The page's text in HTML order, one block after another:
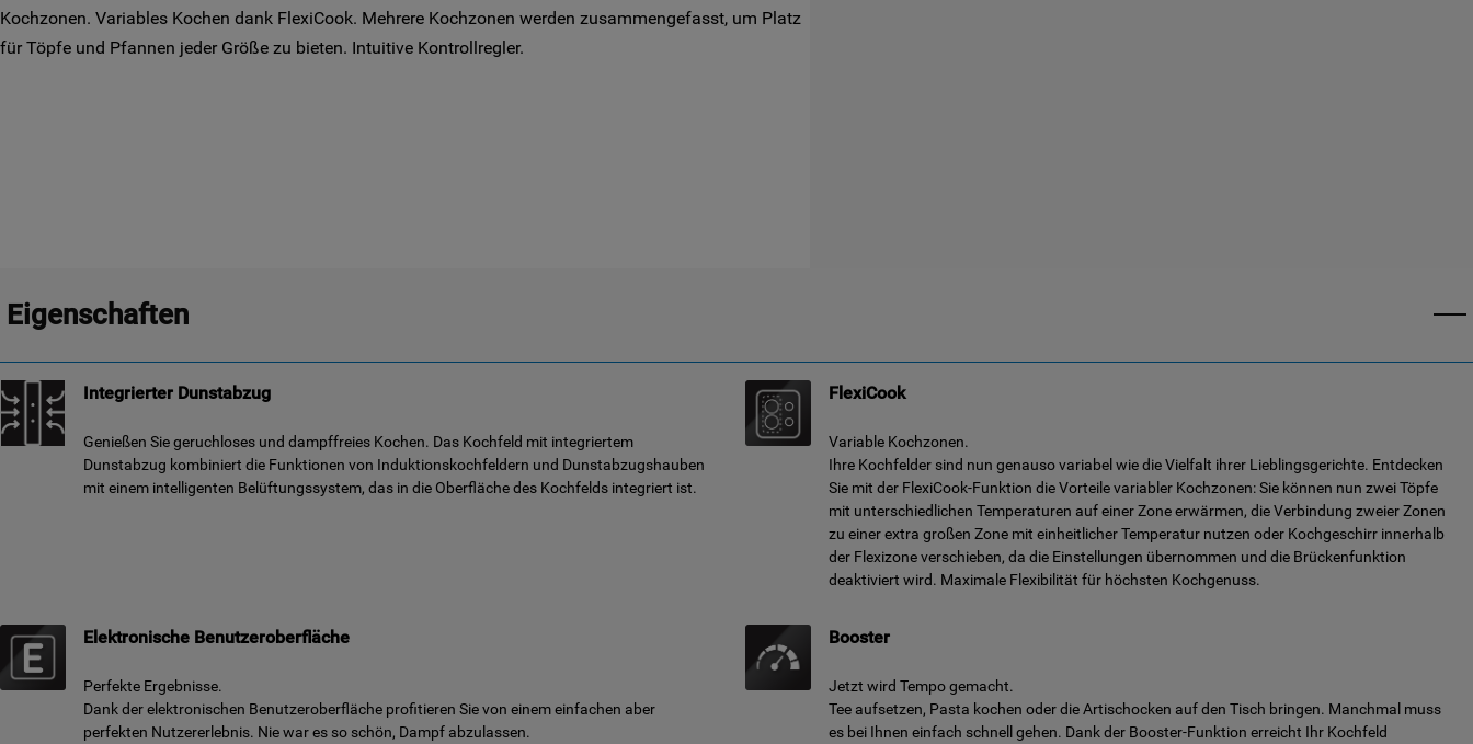
Kochzonen. Variables Kochen dank FlexiCook. Mehrere Kochzonen werden zusammengefasst, um Platz
für Töpfe und Pfannen jeder Größe zu bieten. Intuitive Kontrollregler.
Eigenschaften
Integrierter Dunstabzug
Genießen Sie geruchloses und dampffreies Kochen. Das Kochfeld mit integriertem
Dunstabzug kombiniert die Funktionen von Induktionskochfeldern und Dunstabzugshauben
mit einem intelligenten Belüftungssystem, das in die Oberfläche des Kochfelds integriert ist.
FlexiCook
Variable Kochzonen.
Ihre Kochfelder sind nun genauso variabel wie die Vielfalt ihrer Lieblingsgerichte. Entdecken
Sie mit der FlexiCook-Funktion die Vorteile variabler Kochzonen: Sie können nun zwei Töpfe
mit unterschiedlichen Temperaturen auf einer Zone erwärmen, die Verbindung zweier Zonen
zu einer extra großen Zone mit einheitlicher Temperatur nutzen oder Kochgeschirr innerhalb
der Flexizone verschieben, da die Einstellungen übernommen und die Brückenfunktion
deaktiviert wird. Maximale Flexibilität für höchsten Kochgenuss.
Elektronische Benutzeroberfläche
Perfekte Ergebnisse.
Dank der elektronischen Benutzeroberfläche profitieren Sie von einem einfachen aber
perfekten Nutzererlebnis. Nie war es so schön, Dampf abzulassen.
Booster
Jetzt wird Tempo gemacht.
Tee aufsetzen, Pasta kochen oder die Artischocken auf den Tisch bringen. Manchmal muss
es bei Ihnen einfach schnell gehen. Dank der Booster-Funktion erreicht Ihr Kochfeld